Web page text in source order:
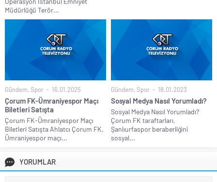
Müdürlüğü Terör...
Gündem, Spor 16.01.2025
Çorum FK-Ümraniyespor Maçı
Biletleri Satışta
Çorum FK-Ümraniyespor Maçı
Biletleri Satışta Ahlatcı Çorum FK,
Ümraniyespor maçı...
Gündem, Spor 18.01.2023
Sosyal Medya Nasıl Yorumladı?
Sosyal Medya Nasıl Yorumladı?
Çorum FK taraftarları,
Şanlıurfaspor beraberliğini
sosyal...
YORUMLAR